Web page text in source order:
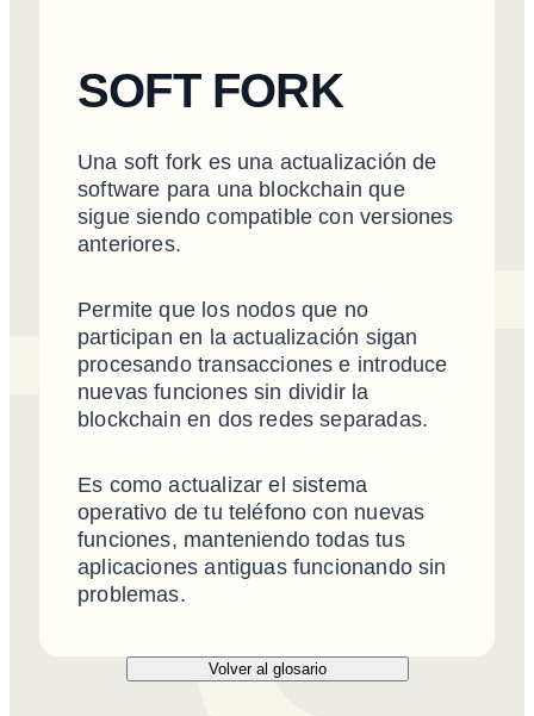
SOFT FORK
Una soft fork es una actualización de
software para una blockchain que
sigue siendo compatible con versiones
anteriores.
Permite que los nodos que no
participan en la actualización sigan
procesando transacciones e introduce
nuevas funciones sin dividir la
blockchain en dos redes separadas.
Es como actualizar el sistema
operativo de tu teléfono con nuevas
funciones, manteniendo todas tus
aplicaciones antiguas funcionando sin
problemas.
Volver al glosario